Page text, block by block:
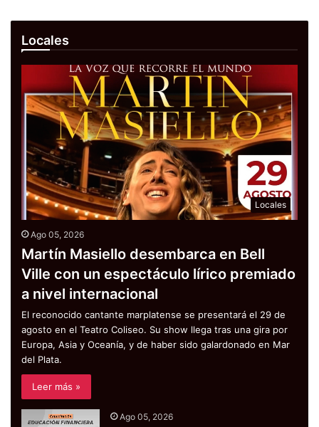
Locales
Locales
Ago 05, 2026
Martín Masiello desembarca en Bell
Ville con un espectáculo lírico premiado
a nivel internacional
El reconocido cantante marplatense se presentará el 29 de
agosto en el Teatro Coliseo. Su show llega tras una gira por
Europa, Asia y Oceanía, y de haber sido galardonado en Mar
del Plata.
Leer más »
Ago 05, 2026